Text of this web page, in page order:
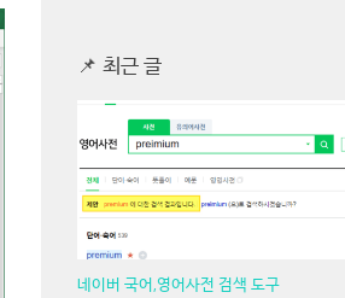
📌 최근 글
네이버 국어,영어사전 검색 도구